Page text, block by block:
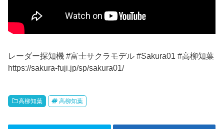
レーダー探知機 #富士サクラモデル #Sakura01 #高柳知葉
https://sakura-fuji.jp/sp/sakura01/
高柳知葉 高柳知葉